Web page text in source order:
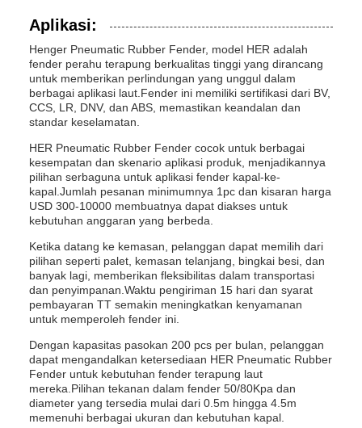
Aplikasi:
Henger Pneumatic Rubber Fender, model HER adalah
fender perahu terapung berkualitas tinggi yang dirancang
untuk memberikan perlindungan yang unggul dalam
berbagai aplikasi laut.Fender ini memiliki sertifikasi dari BV,
CCS, LR, DNV, dan ABS, memastikan keandalan dan
standar keselamatan.
HER Pneumatic Rubber Fender cocok untuk berbagai
kesempatan dan skenario aplikasi produk, menjadikannya
pilihan serbaguna untuk aplikasi fender kapal-ke-
kapal.Jumlah pesanan minimumnya 1pc dan kisaran harga
USD 300-10000 membuatnya dapat diakses untuk
kebutuhan anggaran yang berbeda.
Ketika datang ke kemasan, pelanggan dapat memilih dari
pilihan seperti palet, kemasan telanjang, bingkai besi, dan
banyak lagi, memberikan fleksibilitas dalam transportasi
dan penyimpanan.Waktu pengiriman 15 hari dan syarat
pembayaran TT semakin meningkatkan kenyamanan
untuk memperoleh fender ini.
Dengan kapasitas pasokan 200 pcs per bulan, pelanggan
dapat mengandalkan ketersediaan HER Pneumatic Rubber
Fender untuk kebutuhan fender terapung laut
mereka.Pilihan tekanan dalam fender 50/80Kpa dan
diameter yang tersedia mulai dari 0.5m hingga 4.5m
memenuhi berbagai ukuran dan kebutuhan kapal.